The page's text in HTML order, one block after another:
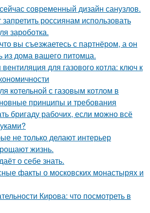
современный дизайн санузлов.
запретить россиянам использовать
зароботка.
вы съезжаетесь с партнёром, а он
из дома вашего питомца.
для газового котла: ключ к
котельной с газовым котлом в
принципы и требования
бригаду рабочих, если можно всё
не только делают интерьер
жизнь.
о себе знать.
факты о московских монастырях и
Кирова: что посмотреть в